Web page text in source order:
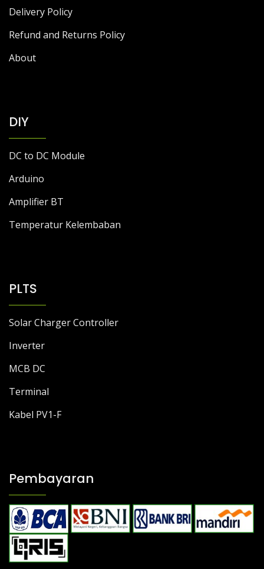
Delivery Policy
Refund and Returns Policy
About
DIY
DC to DC Module
Arduino
Amplifier BT
Temperatur Kelembaban
PLTS
Solar Charger Controller
Inverter
MCB DC
Terminal
Kabel PV1-F
Pembayaran